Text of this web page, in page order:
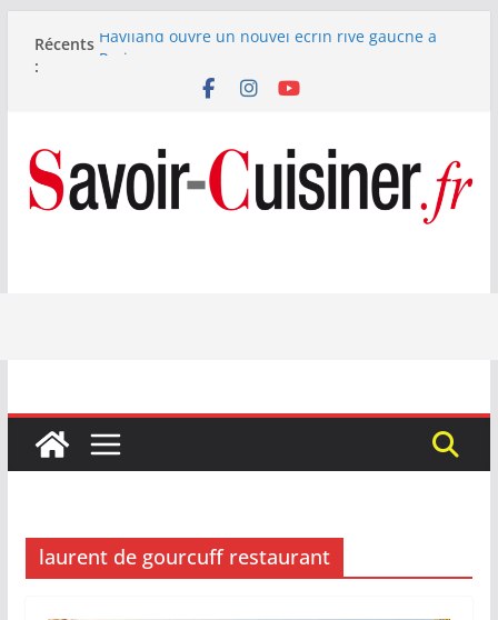
Récents
:
Haviland ouvre un nouvel écrin rive gauche à
Nous avons testé le four à pizza électrique
Little Ice 700 W
Fête des Pères : le digestif se fait gourmand avec
Laphroaig et Arnaud Larher
Catawiki met aux enchères un whisky japonais
laurent de gourcuff restaurant